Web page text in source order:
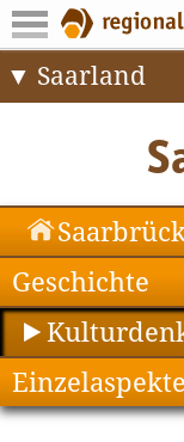
Saarland
Geschichte
Einzelaspekte